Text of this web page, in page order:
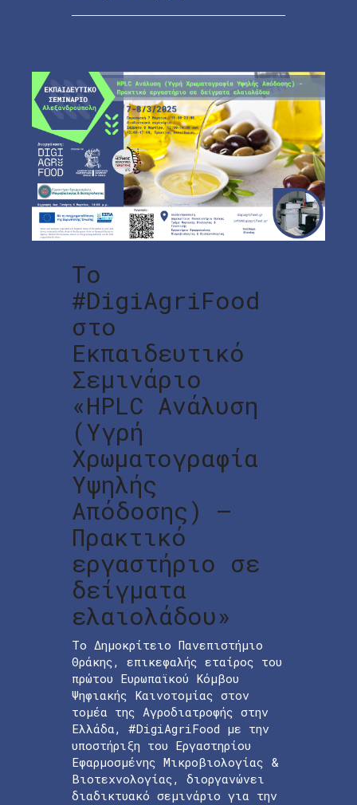
Το
#DigiAgriFood
στο
Εκπαιδευτικό
Σεμινάριο
«HPLC Ανάλυση
(Υγρή
Χρωματογραφία
Υψηλής
Απόδοσης) –
Πρακτικό
εργαστήριο σε
δείγματα
ελαιολάδου»
Το Δημοκρίτειο Πανεπιστήμιο
Θράκης, επικεφαλής εταίρος του
πρώτου Ευρωπαϊκού Κόμβου
Ψηφιακής Καινοτομίας στον
τομέα της Αγροδιατροφής στην
Ελλάδα, #DigiAgriFood με την
υποστήριξη του Εργαστηρίου
Εφαρμοσμένης Μικροβιολογίας &
Βιοτεχνολογίας, διοργανώνει
διαδικτυακό σεμινάριο για την